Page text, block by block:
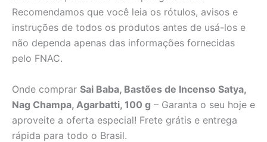
Recomendamos que você leia os rótulos, avisos e
instruções de todos os produtos antes de usá-los e
não dependa apenas das informações fornecidas
pelo FNAC.
Onde comprar Sai Baba, Bastões de Incenso Satya,
Nag Champa, Agarbatti, 100 g – Garanta o seu hoje e
aproveite a oferta especial! Frete grátis e entrega
rápida para todo o Brasil.